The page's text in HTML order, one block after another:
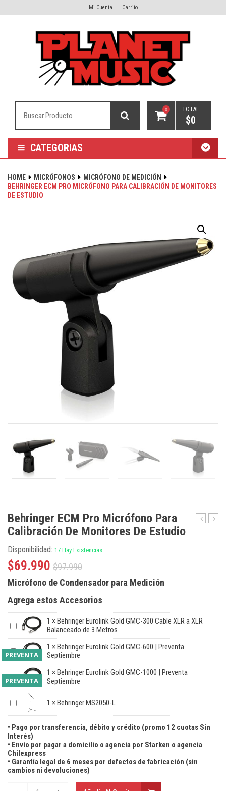
Mi Cuenta Carrito
0 TOTAL
$0
CATEGORIAS
HOME MICRÓFONOS
MICRÓFONO DE MEDICIÓN
BEHRINGER ECM PRO MICRÓFONO PARA CALIBRACIÓN DE MONITORES
DE ESTUDIO
4
Behringer ECM Pro Micrófono Para
Calibración De Monitores De Estudio
Disponibilidad: 17 Hay Existencias
$97.990
$69.990
Micrófono de Condensador para Medición
Agrega estos Accesorios
1 × Behringer Eurolink Gold GMC-300 Cable XLR a XLR
Balanceado de 3 Metros
PREVENTA
1 × Behringer Eurolink Gold GMC-600 | Preventa
Septiembre
PREVENTA
1 × Behringer Eurolink Gold GMC-1000 | Preventa
Septiembre
1 × Behringer MS2050-L
• Pago por transferencia, débito y crédito (promo 12 cuotas Sin
Interés)
• Envío por pagar a domicilio o agencia por Starken o agencia
Chilexpress
• Garantía legal de 6 meses por defectos de fabricación (sin
cambios ni devoluciones)